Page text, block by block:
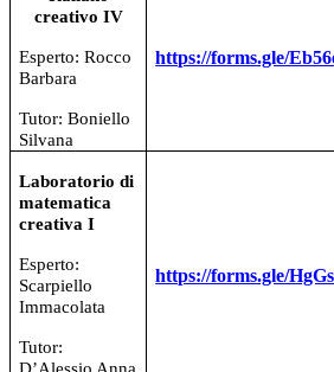
creativo IV
Esperto: Rocco
Barbara
Tutor: Boniello
Silvana
https://forms.gle/
Laboratorio di
matematica
creativa I
Esperto:
Scarpiello
Immacolata
Tutor:
https://forms.gle/